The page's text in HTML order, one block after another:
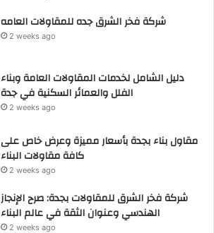
شركة فخر الشرق جده للمقاولات العامه
2 weeks ago
دليل الشامل لخدمات المقاولات العامة وبناء
الفلل والعمائر السكنية في جدة
2 weeks ago
مقاول بناء بجدة بأسعار مميزة وعرض خاص على
كافة مقاولات البناء
2 weeks ago
شركة فخر الشرق للمقاولات بجدة: صرح الإنجاز
الهندسي وعنوان الثقة في عالم البناء
2 weeks ago